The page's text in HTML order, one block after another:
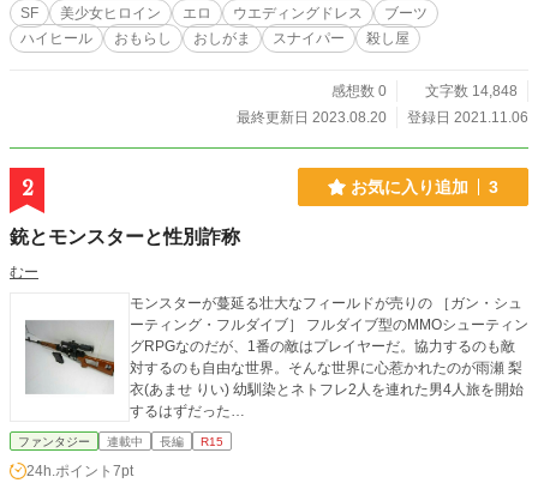
SF 美少女ヒロイン エロ ウエディングドレス
ブーツ
ハイヒール
おもらし おしがま スナイパー 殺し屋
感想数 0
文字数 14,848
最終更新日 2023.08.20
登録日 2021.11.06
2 お気に入り追加 3
銃とモンスターと性別詐称
むー
モンスターが蔓延る壮大なフィールドが売りの ［ガン・シュ
ーティング・フルダイブ］ フルダイブ型のMMOシューティン
グRPGなのだが、1番の敵はプレイヤーだ。協力するのも敵
対するのも自由な世界。そんな世界に心惹かれたのが雨瀬 梨
衣(あませ りい) 幼馴染とネトフレ2人を連れた男4人旅を開始
するはずだった…
ファンタジー 連載中 長編 R15
24h.ポイント 7pt